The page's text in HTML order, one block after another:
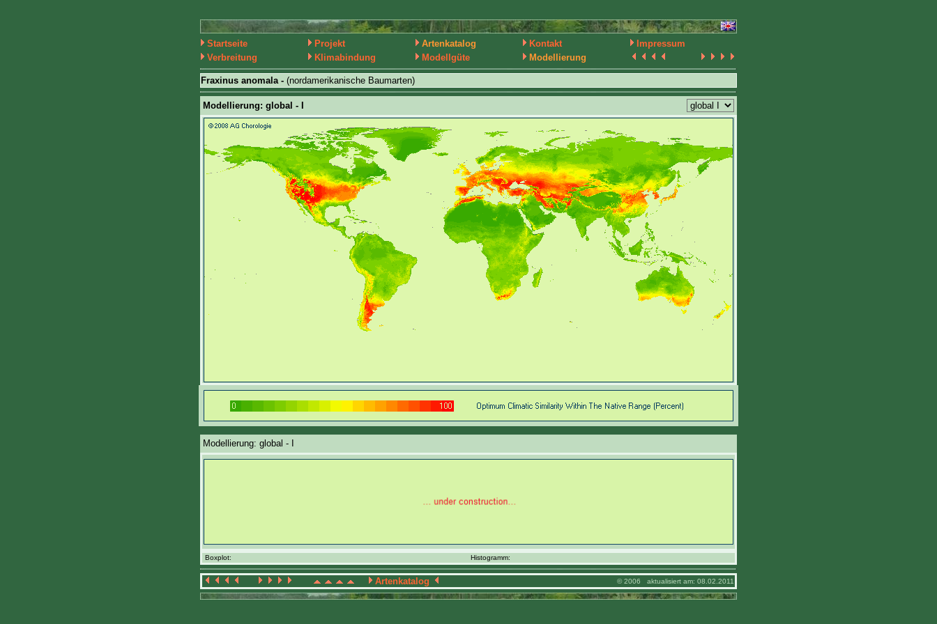
Startseite Projekt Artenkatalog Kontakt
Impressum
Verbreitung
Klimabindung Modellgüte Modellierung
Fraxinus anomala - (nordamerikanische Baumarten)
Modellierung: global - I
Modellierung: global - I
Boxplot: Histogramm:
Artenkatalog © 2006 aktualisiert am: 08.02.2011